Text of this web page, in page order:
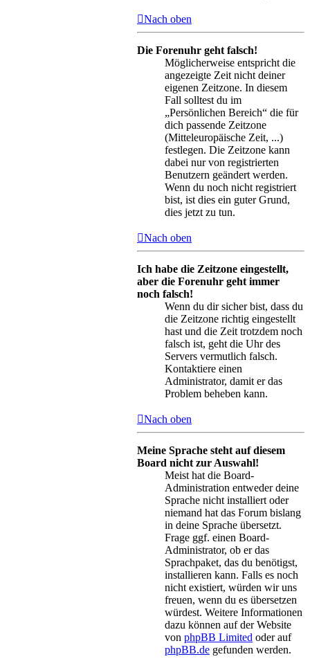
Nach oben
Die Forenuhr geht falsch!
Möglicherweise entspricht die
angezeigte Zeit nicht deiner
eigenen Zeitzone. In diesem
Fall solltest du im
„Persönlichen Bereich“ die für
dich passende Zeitzone
(Mitteleuropäische Zeit, ...)
festlegen. Die Zeitzone kann
dabei nur von registrierten
Benutzern geändert werden.
Wenn du noch nicht registriert
bist, ist dies ein guter Grund,
dies jetzt zu tun.
Nach oben
Ich habe die Zeitzone eingestellt,
aber die Forenuhr geht immer
noch falsch!
Wenn du dir sicher bist, dass du
die Zeitzone richtig eingestellt
hast und die Zeit trotzdem noch
falsch ist, geht die Uhr des
Servers vermutlich falsch.
Kontaktiere einen
Administrator, damit er das
Problem beheben kann.
Nach oben
Meine Sprache steht auf diesem
Board nicht zur Auswahl!
Meist hat die Board-
Administration entweder deine
Sprache nicht installiert oder
niemand hat das Forum bislang
in deine Sprache übersetzt.
Frage ggf. einen Board-
Administrator, ob er das
Sprachpaket, das du benötigst,
installieren kann. Falls es noch
nicht existiert, würden wir uns
freuen, wenn du es übersetzen
würdest. Weitere Informationen
dazu können auf der Website
von phpBB Limited oder auf
phpBB.de gefunden werden.